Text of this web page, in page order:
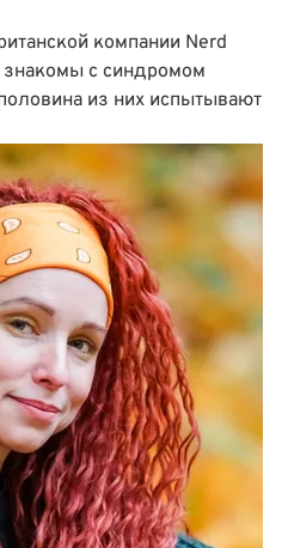
компании Nerd
с синдромом
из них испытывают